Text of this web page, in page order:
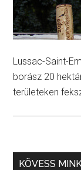
Lussac-Saint-
borász 20
területeken
KÖVESS